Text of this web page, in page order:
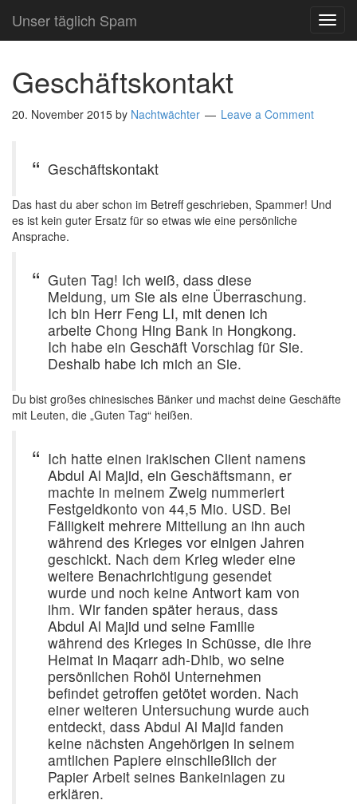
Unser täglich Spam
Geschäftskontakt
20. November 2015 by Nachtwächter Leave a Comment
Geschäftskontakt
Das hast du aber schon im Betreff geschrieben, Spammer! Und
es ist kein guter Ersatz für so etwas wie eine persönliche
Ansprache.
Guten Tag! Ich weiß, dass diese
Meldung, um Sie als eine Überraschung.
Ich bin Herr Feng LI, mit denen ich
arbeite Chong Hing Bank in Hongkong.
Ich habe ein Geschäft Vorschlag für Sie.
Deshalb habe ich mich an Sie.
Du bist großes chinesisches Bänker und machst deine Geschäfte
mit Leuten, die „Guten Tag“ heißen.
Ich hatte einen irakischen Client namens
Abdul Al Majid, ein Geschäftsmann, er
machte in meinem Zweig nummeriert
Festgeldkonto von 44,5 Mio. USD. Bei
Fälligkeit mehrere Mitteilung an ihn auch
während des Krieges vor einigen Jahren
geschickt. Nach dem Krieg wieder eine
weitere Benachrichtigung gesendet
wurde und noch keine Antwort kam von
ihm. Wir fanden später heraus, dass
Abdul Al Majid und seine Familie
während des Krieges in Schüsse, die ihre
Heimat in Maqarr adh-Dhib, wo seine
persönlichen Rohöl Unternehmen
befindet getroffen getötet worden. Nach
einer weiteren Untersuchung wurde auch
entdeckt, dass Abdul Al Majid fanden
keine nächsten Angehörigen in seinem
amtlichen Papiere einschließlich der
Papier Arbeit seines Bankeinlagen zu
erklären.